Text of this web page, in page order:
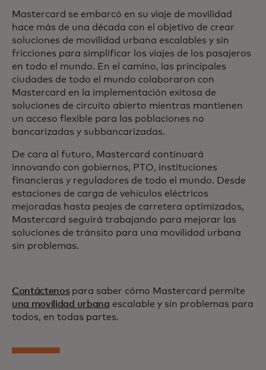
Mastercard se embarcó en su viaje de movilidad
hace más de una década con el objetivo de crear
soluciones de movilidad urbana escalables y sin
fricciones para simplificar los viajes de los pasajeros
en todo el mundo. En el camino, las principales
ciudades de todo el mundo colaboraron con
Mastercard en la implementación exitosa de
soluciones de circuito abierto mientras mantienen
un acceso flexible para las poblaciones no
bancarizadas y subbancarizadas.
De cara al futuro, Mastercard continuará
innovando con gobiernos, PTO, instituciones
financieras y reguladores de todo el mundo. Desde
estaciones de carga de vehículos eléctricos
mejoradas hasta peajes de carretera optimizados,
Mastercard seguirá trabajando para mejorar las
soluciones de tránsito para una movilidad urbana
sin problemas.
Contáctenospara saber cómo Mastercard permite
una movilidad urbana escalable y sin problemas para
todos, en todas partes.